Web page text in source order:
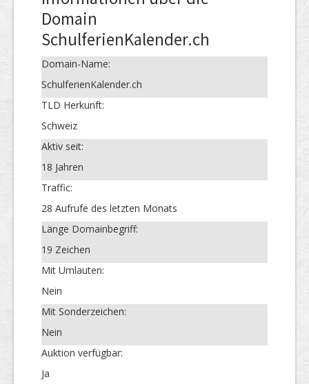
Domain
SchulferienKalender.ch
Domain-Name:
SchulferienKalender.ch
TLD Herkunft:
Schweiz
Aktiv seit:
18 Jahren
Traffic:
28 Aufrufe des letzten Monats
Länge Domainbegriff:
19 Zeichen
Mit Umlauten:
Nein
Mit Sonderzeichen:
Nein
Auktion verfügbar:
Ja